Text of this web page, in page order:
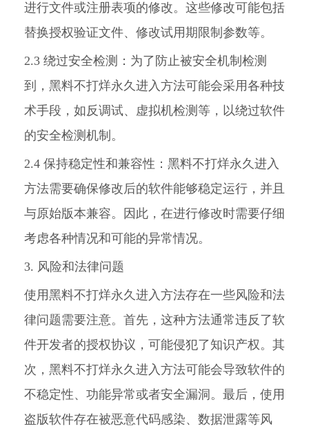
进行文件或注册表项的修改。这些修改可能包括
替换授权验证文件、修改试用期限制参数等。
2.3 绕过安全检测：为了防止被安全机制检测
到，黑料不打烊永久进入方法可能会采用各种技
术手段，如反调试、虚拟机检测等，以绕过软件
的安全检测机制。
2.4 保持稳定性和兼容性：黑料不打烊永久进入
方法需要确保修改后的软件能够稳定运行，并且
与原始版本兼容。因此，在进行修改时需要仔细
考虑各种情况和可能的异常情况。
3. 风险和法律问题
使用黑料不打烊永久进入方法存在一些风险和法
律问题需要注意。首先，这种方法通常违反了软
件开发者的授权协议，可能侵犯了知识产权。其
次，黑料不打烊永久进入方法可能会导致软件的
不稳定性、功能异常或者安全漏洞。最后，使用
盗版软件存在被恶意代码感染、数据泄露等风